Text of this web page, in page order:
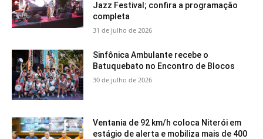
Jazz Festival; confira a programação
completa
31 de julho de 2026
Sinfônica Ambulante recebe o
Batuquebato no Encontro de Blocos
30 de julho de 2026
Ventania de 92 km/h coloca Niterói em
estágio de alerta e mobiliza mais de 400